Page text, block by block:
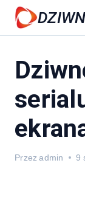
Przejdź
Przez admin 9